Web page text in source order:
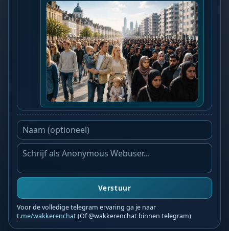
Verstuur
Voor de volledige telegram ervaring ga je naar
t.me/wakkerenchat(Of @wakkerenchat binnen telegram)